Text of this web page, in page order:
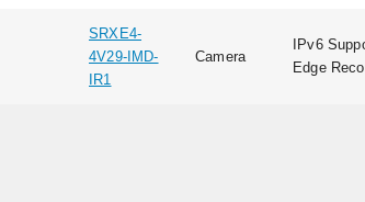
SRXE4-
4V29-IMD-
IR1
Camera
IPv6
Edge